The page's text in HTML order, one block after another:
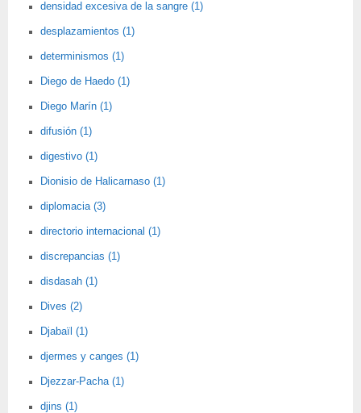
densidad excesiva de la sangre (1)
desplazamientos (1)
determinismos (1)
Diego de Haedo (1)
Diego Marín (1)
difusión (1)
digestivo (1)
Dionisio de Halicarnaso (1)
diplomacia (3)
directorio internacional (1)
discrepancias (1)
disdasah (1)
Dives (2)
Djabaïl (1)
djermes y canges (1)
Djezzar-Pacha (1)
djins (1)